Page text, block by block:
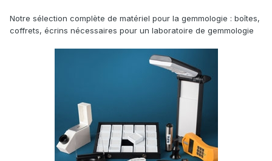
Notre sélection complète de matériel pour la gemmologie : boîtes,
coffrets, écrins nécessaires pour un laboratoire de gemmologie